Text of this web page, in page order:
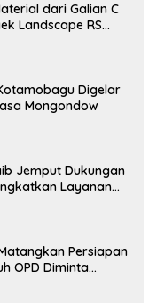
dari Galian C
Landscape RS
Digelar
Mongondow
Jemput Dukungan
Layanan
Persiapan
OPD Diminta